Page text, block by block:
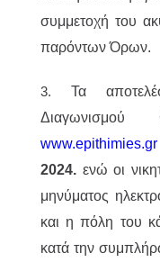
συμμετοχή του
παρόντων Όρων.
3. Τα
www.epithimies.gr
2024. ενώ οι
μηνύματος
και η πόλη του
κατά την